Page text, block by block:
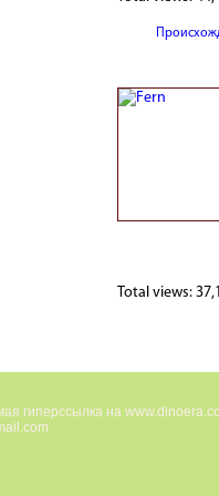
Total views:
гиперссылка на